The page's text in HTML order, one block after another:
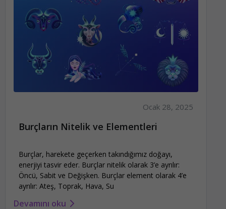
Ocak 28, 2025
Burçların Nitelik ve Elementleri
Burçlar, harekete geçerken takındığımız doğayı,
enerjiyi tasvir eder. Burçlar nitelik olarak 3’e ayrılır:
Öncü, Sabit ve Değişken. Burçlar element olarak 4’e
ayrılır: Ateş, Toprak, Hava, Su
Devamını oku